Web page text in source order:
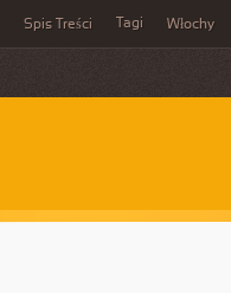
Spis Treści Tagi Włochy